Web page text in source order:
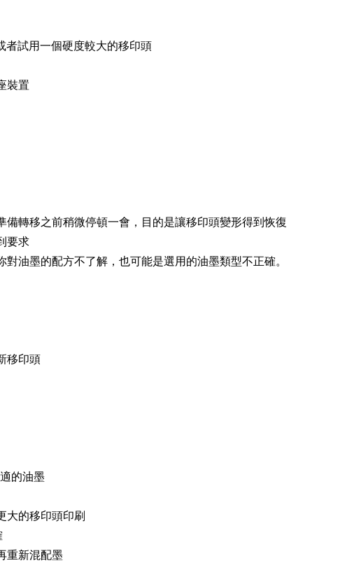
者試用一個硬度較大的移印頭
裝置
準備轉移之前稍微停頓一會，目的是讓移印頭變形得到恢復
要求
墨的配方不了解，也可能是選用的油墨類型不正確。
移印頭
的油墨
大的移印頭印刷
重新混配墨